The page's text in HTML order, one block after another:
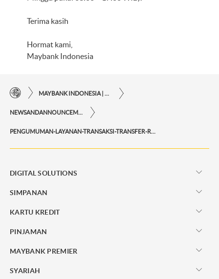
Terima kasih
Hormat kami,
Maybank Indonesia
DIGITAL SOLUTIONS
SIMPANAN
KARTU KREDIT
PINJAMAN
MAYBANK PREMIER
SYARIAH